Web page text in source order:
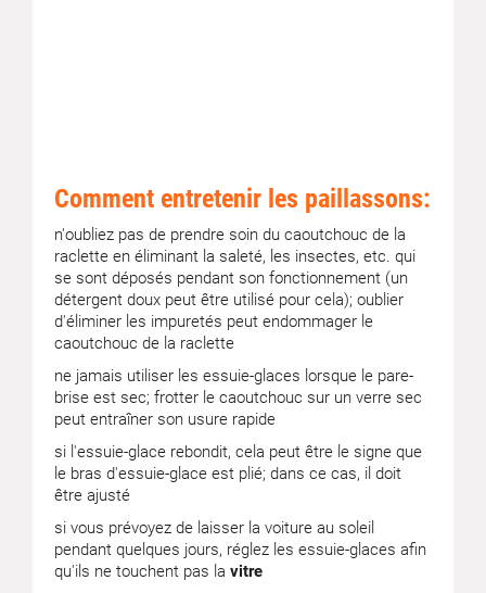
Comment entretenir les paillassons:
n'oubliez pas de prendre soin du caoutchouc de la
raclette en éliminant la saleté, les insectes, etc. qui
se sont déposés pendant son fonctionnement (un
détergent doux peut être utilisé pour cela); oublier
d'éliminer les impuretés peut endommager le
caoutchouc de la raclette
ne jamais utiliser les essuie-glaces lorsque le pare-
brise est sec; frotter le caoutchouc sur un verre sec
peut entraîner son usure rapide
si l'essuie-glace rebondit, cela peut être le signe que
le bras d'essuie-glace est plié; dans ce cas, il doit
être ajusté
si vous prévoyez de laisser la voiture au soleil
pendant quelques jours, réglez les essuie-glaces afin
qu'ils ne touchent pas la vitre